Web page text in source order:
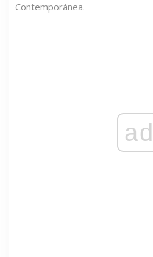
Contemporánea.
ad